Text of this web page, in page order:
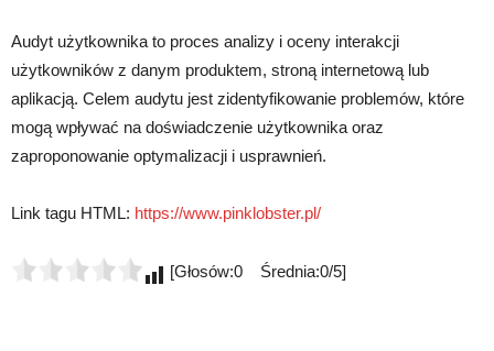
Audyt użytkownika to proces analizy i oceny interakcji
użytkowników z danym produktem, stroną internetową lub
aplikacją. Celem audytu jest zidentyfikowanie problemów, które
mogą wpływać na doświadczenie użytkownika oraz
zaproponowanie optymalizacji i usprawnień.
Link tagu HTML: https://www.pinklobster.pl/
[Głosów:0 Średnia:0/5]